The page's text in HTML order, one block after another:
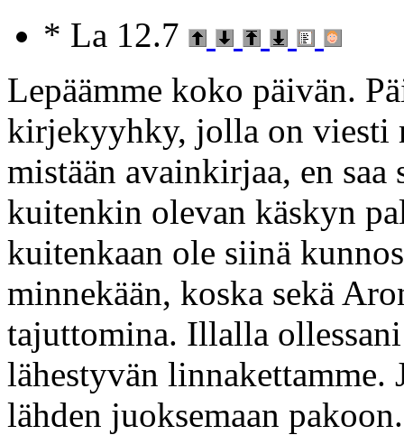
* La 12.7
Lepäämme koko päivän.
kirjekyyhky, jolla on viesti
mistään avainkirjaa, en
kuitenkin olevan käskyn
kuitenkaan ole siinä
minnekään, koska sekä
tajuttomina. Illalla
lähestyvän linnakettamme.
lähden juoksemaan pakoon.